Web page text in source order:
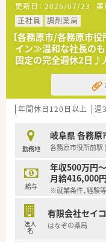
■飲食店やスーパ
休憩時のお食事
買い物割引制度
◇◆ここが魅力
■幅広い科目を経
→面受けの薬局の
■幅広い世代の患
→大型スーパー
れます。
■管理薬剤師を経
在宅・企画開発・
門性の高い業務に
◇◆福利厚生に
■年間休日120～
■人気の長期休暇
して取得できま
（例）※5日×4回、
更新日： 2026/07/23 薬
正社員
調剤薬局
【各務原市/各務原市
イン≫温和な社長のも
固定の完全週休2日♪
年間休日120日以上 週
勤務地
岐阜県 各務原
各務原市役所前駅
給与
年収500万円
月給416,000
※就業条件、経験
法人
名
有限会社セイ
はなぞの薬局